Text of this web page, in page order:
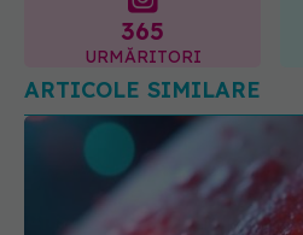
365
URMĂRITORI
ARTICOLE SIMILARE